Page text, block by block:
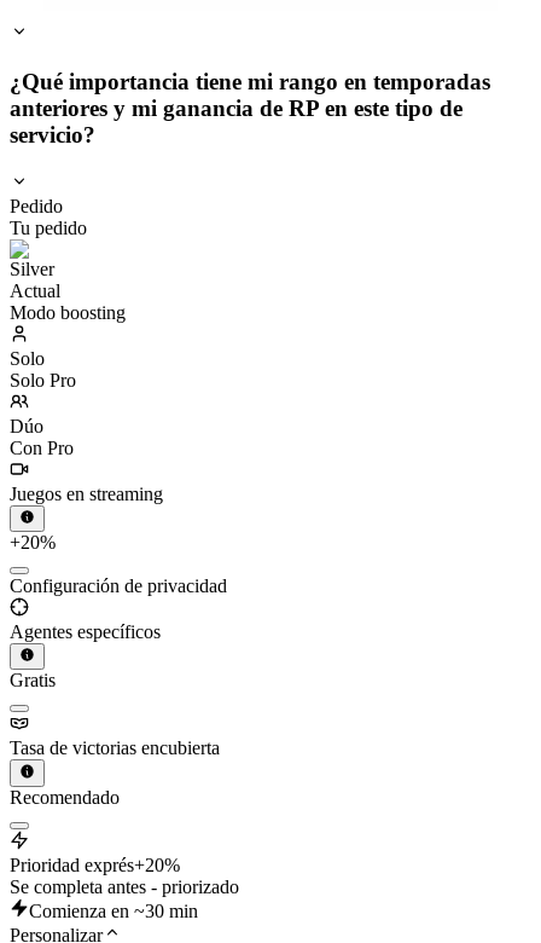
¿Qué importancia tiene mi rango en temporadas
anteriores y mi ganancia de RP en este tipo de
servicio?
Pedido
Tu pedido
Actual
Modo boosting
Solo
Solo Pro
Dúo
Con Pro
Juegos en streaming
+20%
Configuración de privacidad
Agentes específicos
Gratis
Tasa de victorias encubierta
Recomendado
Prioridad exprés+20%
Se completa antes - priorizado
Comienza en ~30 min
Personalizar